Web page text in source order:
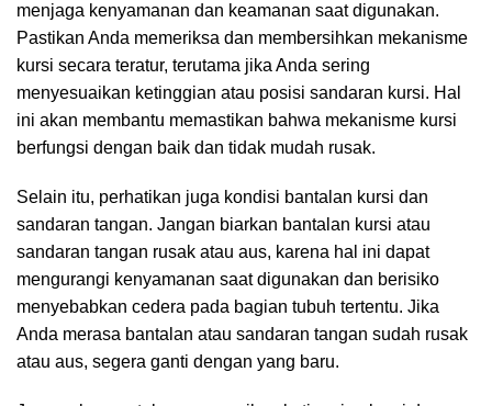
menjaga kenyamanan dan keamanan saat digunakan.
Pastikan Anda memeriksa dan membersihkan mekanisme
kursi secara teratur, terutama jika Anda sering
menyesuaikan ketinggian atau posisi sandaran kursi. Hal
ini akan membantu memastikan bahwa mekanisme kursi
berfungsi dengan baik dan tidak mudah rusak.
Selain itu, perhatikan juga kondisi bantalan kursi dan
sandaran tangan. Jangan biarkan bantalan kursi atau
sandaran tangan rusak atau aus, karena hal ini dapat
mengurangi kenyamanan saat digunakan dan berisiko
menyebabkan cedera pada bagian tubuh tertentu. Jika
Anda merasa bantalan atau sandaran tangan sudah rusak
atau aus, segera ganti dengan yang baru.